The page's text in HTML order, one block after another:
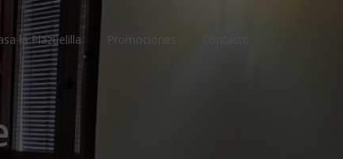
la Plazuelilla Promociones